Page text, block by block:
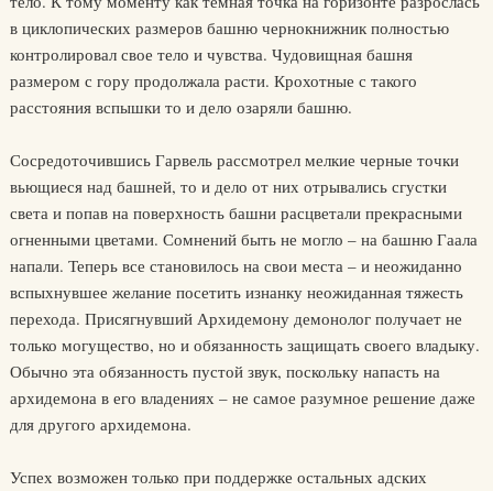
в циклопических размеров башню чернокнижник полностью
контролировал свое тело и чувства. Чудовищная башня
размером с гору продолжала расти. Крохотные с такого
расстояния вспышки то и дело озаряли башню.
Сосредоточившись Гарвель рассмотрел мелкие черные точки
вьющиеся над башней, то и дело от них отрывались сгустки
света и попав на поверхность башни расцветали прекрасными
огненными цветами. Сомнений быть не могло – на башню Гаала
напали. Теперь все становилось на свои места – и неожиданно
вспыхнувшее желание посетить изнанку неожиданная тяжесть
перехода. Присягнувший Архидемону демонолог получает не
только могущество, но и обязанность защищать своего владыку.
Обычно эта обязанность пустой звук, поскольку напасть на
архидемона в его владениях – не самое разумное решение даже
для другого архидемона.
Успех возможен только при поддержке остальных адских